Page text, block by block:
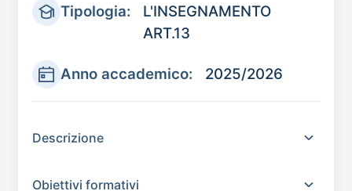
Tipologia:
L'INSEGNAMENTO
ART.13
Anno accademico: 2025/2026
Descrizione
Obiettivi formativi